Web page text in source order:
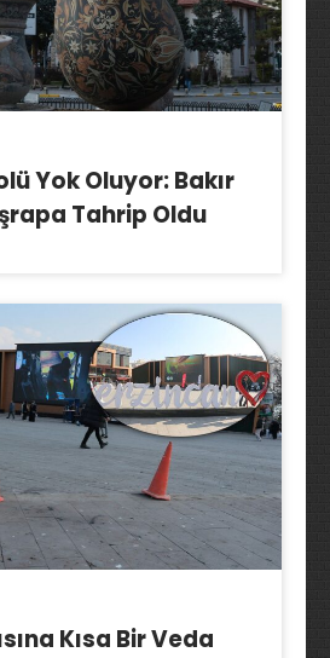
Yok Oluyor: Bakır
Tahrip Oldu
Kısa Bir Veda